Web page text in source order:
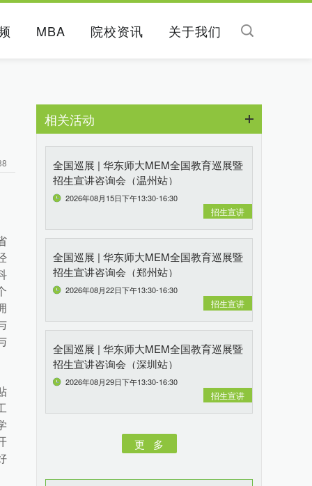
MBA 院校资讯 关于我们
相关活动
全国巡展 | 华东师大MEM全国教育巡展暨
招生宣讲咨询会（温州站）
2026年08月15日下午13:30-16:30
招生宣讲
全国巡展 | 华东师大MEM全国教育巡展暨
招生宣讲咨询会（郑州站）
2026年08月22日下午13:30-16:30
招生宣讲
全国巡展 | 华东师大MEM全国教育巡展暨
招生宣讲咨询会（深圳站）
2026年08月29日下午13:30-16:30
招生宣讲
更 多